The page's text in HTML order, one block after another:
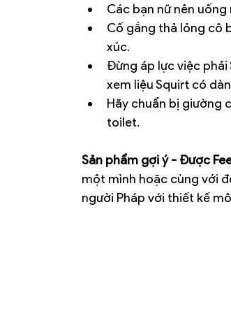
Các bạn nữ nên
Cố gắng thả lỏng cô
xúc.
Đừng áp lực việc phải
xem liệu Squirt có
Hãy chuẩn bị giường
toilet.
Sản phẩm gợi ý - Được
một mình hoặc cùng với
người Pháp với thiết kế